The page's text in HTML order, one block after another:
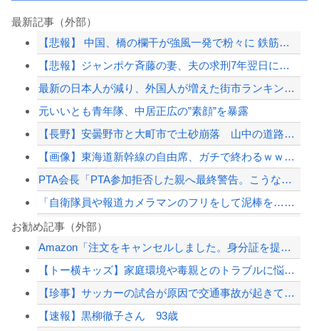
最新記事（外部）
【悲報】 中国、橋の欄干が強風一発で粉々に 鉄筋ゼロ 当局「接着剤でくっつけただ...
【悲報】ジャンポケ斉藤の妻、夫の求刑7年翌日にウキウキでInstagram更新
最新の日本人が減り、外国人が増えた街市ランキングをご覧下さい→5位川口市、4位京...
元いいとも青年隊、中居正広の”素顔”を暴露
【長野】安曇野市と大町市で土砂崩落 山中の道路が寸断 宿泊客や登山客など計400...
【画像】東海道新幹線の自由席、ガチで終わるｗｗｗｗ
PTA会長「PTA参加拒否した親へ最終警告。こうなってもいい？」
「自衛隊員や報道カメラマンのフリをして泥棒を…」500万円分の預金通帳を盗まれた...
ショートスリーパー堀大輔氏、涙を流す
【夏の悲劇】父親、溺れた息子を救おうとしてﾀﾋ亡 →専門家も警鐘「救助は二次被害...
世耕議員、国会で審議・議決した予算を財務省が勝手に３兆円動かしていると指摘・問題...
お勧め記事（外部）
Amazon「注文をキャンセルしました。身分証を提出してください」 X民「は？怪...
【トー横キッズ】家庭環境や毒親とのトラブルに悩む若者「大人に相談しても具体的に何...
【珍事】サッカーの試合が原因で交通事故が起きてしまう。
【速報】黒柳徹子さん 93歳